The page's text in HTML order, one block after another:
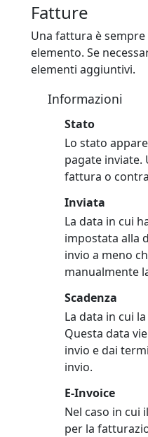
Fatture
Una fattura è
elemento. Se
elementi aggiuntivi.
Informazioni
Stato
Lo stato
pagate inviate.
fattura o
Inviata
La data in cui
impostata alla
invio a meno
manualmente
Scadenza
La data in cui
Questa data
invio e dai
invio.
E-Invoice
Nel caso in cui
per la